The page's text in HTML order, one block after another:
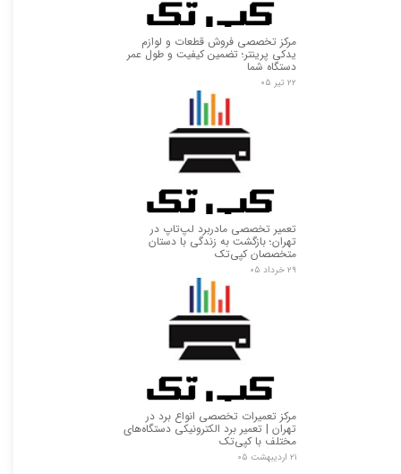
مرکز تخصصی فروش قطعات و لوازم
یدکی پرینتر؛ تضمین کیفیت و طول عمر
دستگاه شما
۲۲ تیر ۰۵
تعمیر تخصصی مادربرد لپ‌تاپ در
تهران؛ بازگشت به زندگی با دستان
متخصصان کپی‌تک
۲۹ خرداد ۰۵
مرکز تعمیرات تخصصی انواع برد در
تهران | تعمیر برد الکترونیکی دستگاه‌های
مختلف با کپی‌تک
۲۱ اردیبهشت ۰۵